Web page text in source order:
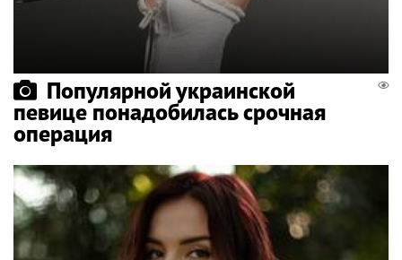
Популярной украинской
певице понадобилась срочная
операция